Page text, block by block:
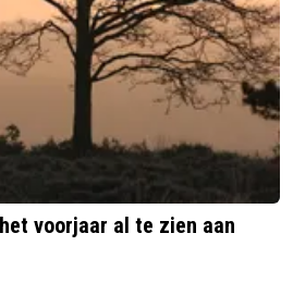
voorjaar al te zien aan